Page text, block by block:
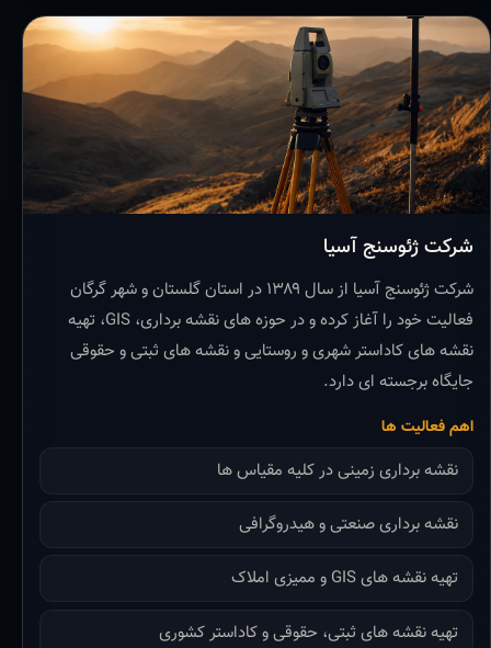
شرکت ژئوسنج آسیا
شرکت ژئوسنج آسیا از سال ۱۳۸۹ در استان گلستان و شهر گرگان
فعالیت خود را آغاز کرده و در حوزه های نقشه برداری، GIS، تهیه
نقشه های کاداستر شهری و روستایی و نقشه های ثبتی و حقوقی
جایگاه برجسته ای دارد.
اهم فعالیت ها
نقشه برداری زمینی در کلیه مقیاس ها
نقشه برداری صنعتی و هیدروگرافی
تهیه نقشه های GIS و ممیزی املاک
تهیه نقشه های ثبتی، حقوقی و کاداستر کشوری